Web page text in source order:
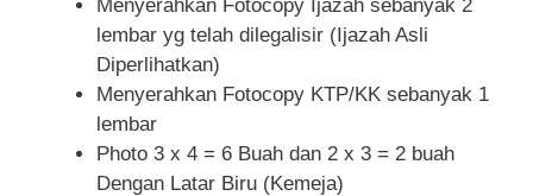
Menyerahkan Fotocopy Ijazah sebanyak 2
lembar yg telah dilegalisir (Ijazah Asli
Diperlihatkan)
Menyerahkan Fotocopy KTP/KK sebanyak 1
lembar
Photo 3 x 4 = 6 Buah dan 2 x 3 = 2 buah
Dengan Latar Biru (Kemeja)